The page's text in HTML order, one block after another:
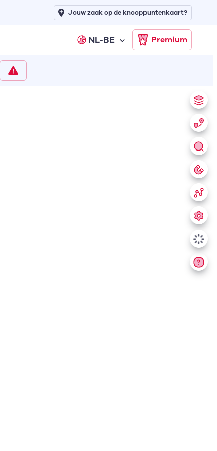
NL-BE Premium
Jouw zaak op de knooppuntenkaart?